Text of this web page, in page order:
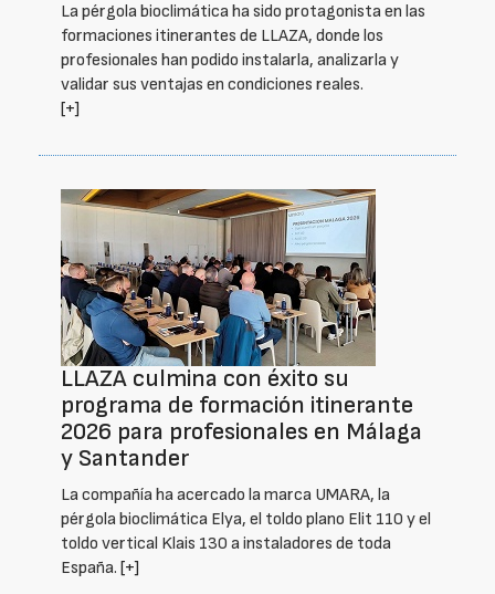
La pérgola bioclimática ha sido protagonista en las
formaciones itinerantes de LLAZA, donde los
profesionales han podido instalarla, analizarla y
validar sus ventajas en condiciones reales.
[+]
LLAZA culmina con éxito su
programa de formación itinerante
2026 para profesionales en Málaga
y Santander
La compañía ha acercado la marca UMARA, la
pérgola bioclimática Elya, el toldo plano Elit 110 y el
toldo vertical Klais 130 a instaladores de toda
España. [+]